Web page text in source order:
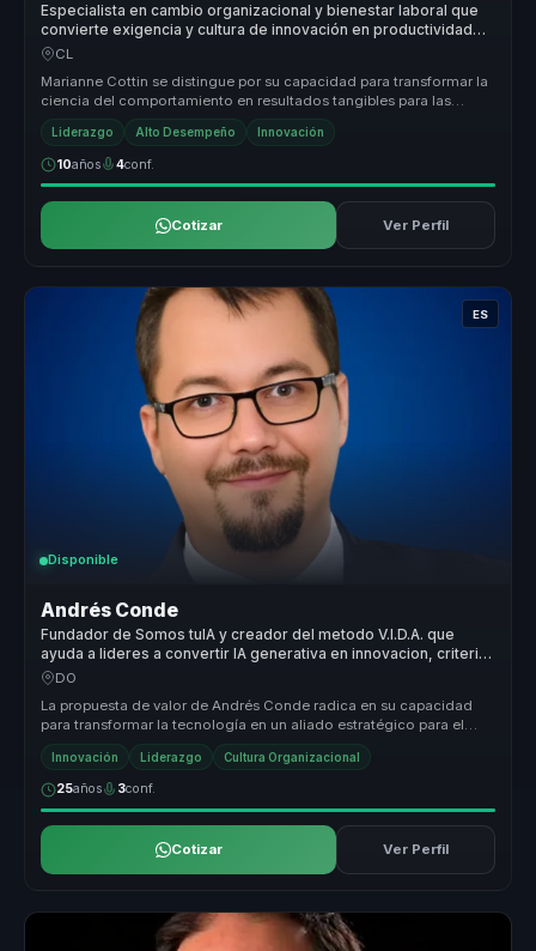
Especialista en cambio organizacional y bienestar laboral que
convierte exigencia y cultura de innovación en productividad
para líderes y equipos.
CL
Marianne Cottin se distingue por su capacidad para transformar la
ciencia del comportamiento en resultados tangibles para las
organizacio...
Liderazgo Alto Desempeño Innovación
10años 4conf.
Cotizar Ver Perfil
ES
Disponible
Andrés Conde
Fundador de Somos tuIA y creador del metodo V.I.D.A. que
ayuda a lideres a convertir IA generativa en innovacion, criterio
y adopcion responsable.
DO
La propuesta de valor de Andrés Conde radica en su capacidad
para transformar la tecnología en un aliado estratégico para el
crecimiento ...
Innovación Liderazgo Cultura Organizacional
25años 3conf.
Cotizar Ver Perfil